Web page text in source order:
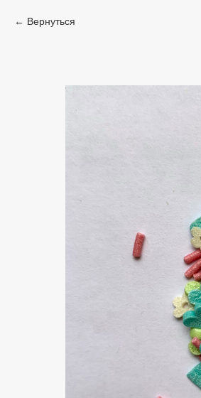
Вернуться